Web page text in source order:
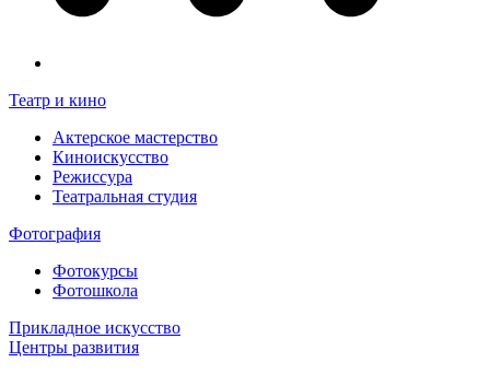
Театр и кино
Актерское мастерство
Киноискусство
Режиссура
Театральная студия
Фотография
Фотокурсы
Фотошкола
Прикладное искусство
Центры развития